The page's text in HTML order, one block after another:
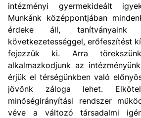
intézményi gyermekideált
Munkánk középpontjában
érdeke áll, tanítványaink
következetességgel, erőfeszítést
fejezzük ki. Arra
alkalmazkodjunk az
érjük el térségünkben való
jövőnk záloga lehet.
minőségirányítási rendszer
véve a változó társadalmi